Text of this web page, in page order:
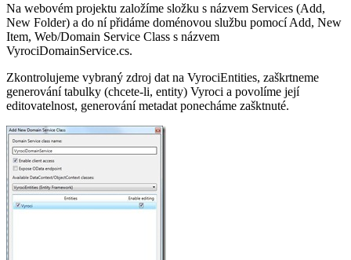
Na webovém projektu založíme složku s názvem Services (Add,
New Folder) a do ní přidáme doménovou službu pomocí Add, New
Item, Web/Domain Service Class s názvem
VyrociDomainService.cs.
Zkontrolujeme vybraný zdroj dat na VyrociEntities, zaškrtneme
generování tabulky (chcete-li, entity) Vyroci a povolíme její
editovatelnost, generování metadat ponecháme zašktnuté.